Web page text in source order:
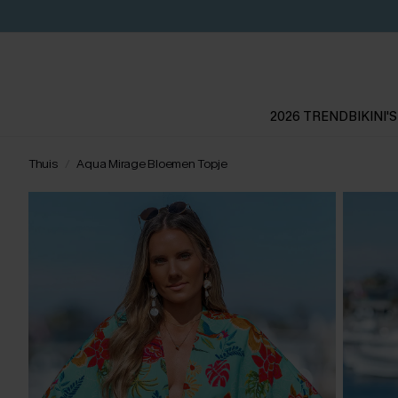
2026 TRENDBIKINI'S
Thuis Aqua Mirage Bloemen Topje